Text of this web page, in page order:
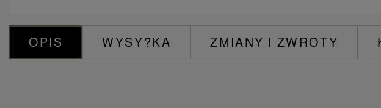
OPIS WYSY?KA ZMIANY I ZWROTY